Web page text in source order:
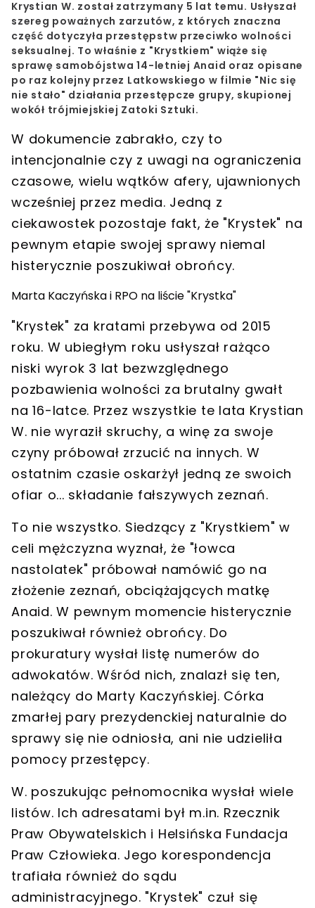
Krystian W. został zatrzymany 5 lat temu. Usłyszał
szereg poważnych zarzutów, z których znaczna
część dotyczyła przestępstw przeciwko wolności
seksualnej. To właśnie z "Krystkiem" wiąże się
sprawę samobójstwa 14-letniej Anaid oraz opisane
po raz kolejny przez Latkowskiego w filmie "Nic się
nie stało" działania przestępcze grupy, skupionej
wokół trójmiejskiej Zatoki Sztuki.
W dokumencie zabrakło, czy to
intencjonalnie czy z uwagi na ograniczenia
czasowe, wielu wątków afery, ujawnionych
wcześniej przez media. Jedną z
ciekawostek pozostaje fakt, że "Krystek" na
pewnym etapie swojej sprawy niemal
histerycznie poszukiwał obrońcy.
Marta Kaczyńska i RPO na liście "Krystka"
"Krystek" za kratami przebywa od 2015
roku. W ubiegłym roku usłyszał rażąco
niski wyrok 3 lat bezwzględnego
pozbawienia wolności za brutalny gwałt
na 16-latce. Przez wszystkie te lata Krystian
W. nie wyraził skruchy, a winę za swoje
czyny próbował zrzucić na innych. W
ostatnim czasie oskarżył jedną ze swoich
ofiar o... składanie fałszywych zeznań.
To nie wszystko. Siedzący z "Krystkiem" w
celi mężczyzna wyznał, że "łowca
nastolatek" próbował namówić go na
złożenie zeznań, obciążających matkę
Anaid. W pewnym momencie histerycznie
poszukiwał również obrońcy. Do
prokuratury wysłał listę numerów do
adwokatów. Wśród nich, znalazł się ten,
należący do Marty Kaczyńskiej. Córka
zmarłej pary prezydenckiej naturalnie do
sprawy się nie odniosła, ani nie udzieliła
pomocy przestępcy.
W. poszukując pełnomocnika wysłał wiele
listów. Ich adresatami był m.in. Rzecznik
Praw Obywatelskich i Helsińska Fundacja
Praw Człowieka. Jego korespondencja
trafiała również do sądu
administracyjnego. "Krystek" czuł się